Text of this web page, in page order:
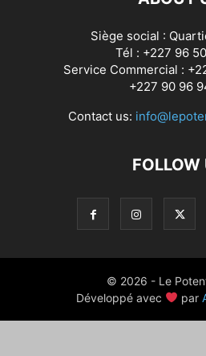
Siège social :
Tél : +227 96
Service Commercial :
+227 90 96
Contact us:
FOLLOW
© 2026 - Le
Développé avec
par